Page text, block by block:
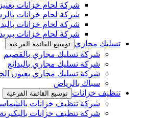
شركة لحام خزانات
شركة لحام خزانات
شركة لحام خزانات
شركة لحام خزانات
تسليك مجاري توسيع القائمة الفرعية
شركة تسليك مجاري بالقصيم
شركة تسليك مجاري بالبدائع
شركة تسليك مجاري بعيون
سباك بالرياض
تنظيف خزانات توسيع القائمة الفرعية
شركة تنظيف خزانات
شركة تنظيف خزانات بالبكيرية